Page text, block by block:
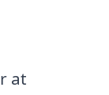
at